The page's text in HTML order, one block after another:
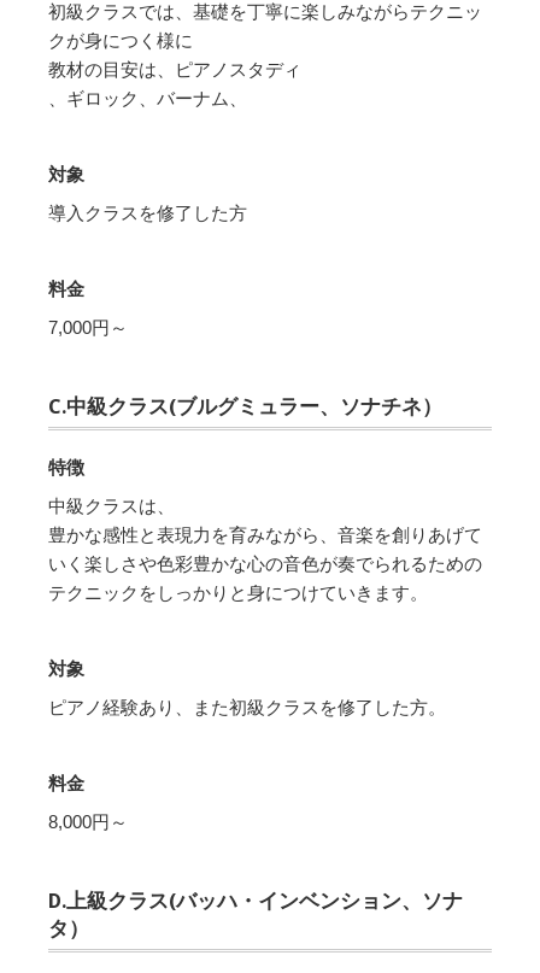
初級クラスでは、基礎を丁寧に楽しみながらテクニッ
クが身につく様に
教材の目安は、ピアノスタディ
、ギロック、バーナム、
対象
導入クラスを修了した方
料金
7,000円～
C.中級クラス(ブルグミュラー、ソナチネ）
特徴
中級クラスは、
豊かな感性と表現力を育みながら、音楽を創りあげて
いく楽しさや色彩豊かな心の音色が奏でられるための
テクニックをしっかりと身につけていきます。
対象
ピアノ経験あり、また初級クラスを修了した方。
料金
8,000円～
D.上級クラス(バッハ・インベンション、ソナ
タ）